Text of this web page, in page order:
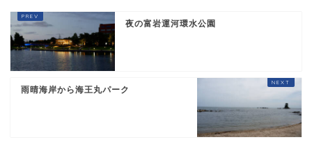
夜の富岩運河環水公園
雨晴海岸から海王丸パーク